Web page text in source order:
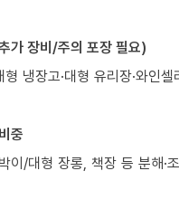
가 장비/주의 포장 필요)
형 냉장고·대형 유리장·와인
중
이/대형 장롱, 책장 등 분해·